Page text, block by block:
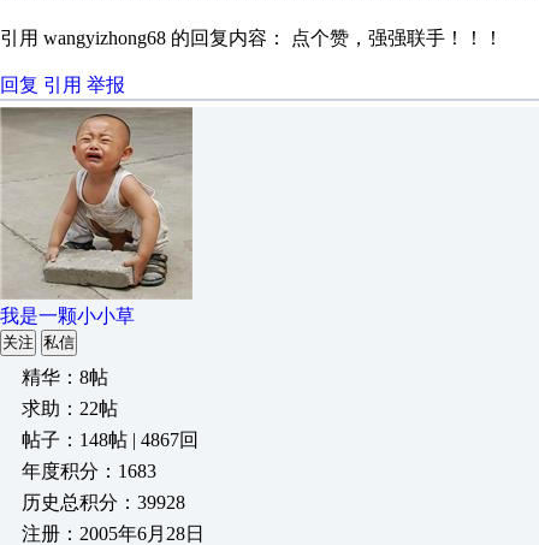
引用 wangyizhong68 的回复内容： 点个赞，强强联手！！！
回复 引用 举报
我是一颗小小草
关注 私信
精华：8帖
求助：22帖
帖子：148帖 | 4867回
年度积分：1683
历史总积分：39928
注册：2005年6月28日